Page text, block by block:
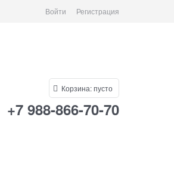
Войти Регистрация
Корзина:пусто
+7 988-866-70-70